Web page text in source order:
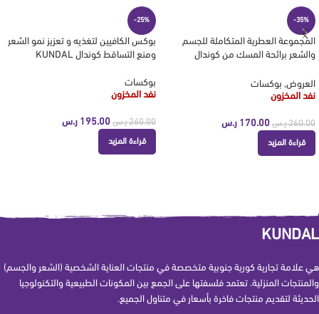
-35%
المجموعة العطرية المتكاملة للجسم
والشعر برائحة المسك من كوندال
العروض, بوكسات
نفد المخزون
260.00 ر.س 170.00 ر.س
قراءة المزيد
-25%
بوكس الكافيين لتغذيه و تعزيز نمو الشعر
ومنع التساقط كوندال KUNDAL
بوكسات
نفد المخزون
260.00 ر.س 195.00 ر.س
قراءة المزيد
KUNDAL
هي علامة تجارية كورية جنوبية متخصصة في منتجات العناية الشخصية (الشعر والجسم)
والمنتجات المنزلية. تعتمد فلسفتها على الجمع بين المكونات الطبيعية والتكنولوجيا
الحديثة لتقديم منتجات فاخرة بأسعار في متناول الجميع.